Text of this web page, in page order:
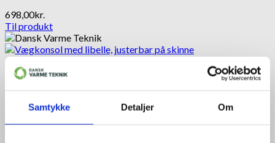
Samtykke Detaljer Om
698,00kr.
Til produkt
+
Tilbehør
Vægkonsol med libelle, justerbar på skinne
Justerbare hulmål